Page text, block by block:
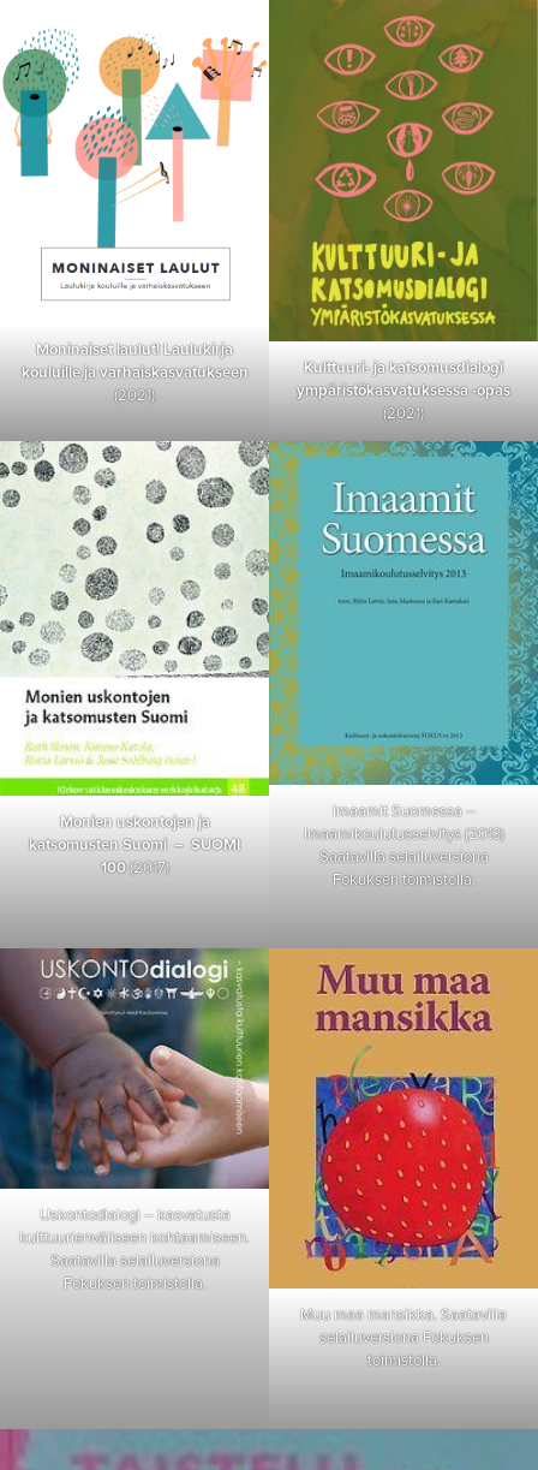
Moninaiset laulut! Laulukirja
kouluille ja varhaiskasvatukseen
(2021)
Kulttuuri- ja katsomusdialogi
ympäristökasvatuksessa -opas
(2021)
Monien uskontojen ja
katsomusten Suomi – SUOMI
100(2017)
Imaamit Suomessa –
Imaamikoulutusselvitys (2013)
Saatavilla selailuversiona
Fokuksen toimistolla.
Uskontodialogi – kasvatusta
kulttuurienväliseen kohtaamiseen.
Saatavilla selailuversiona
Fokuksen toimistolla.
Muu maa mansikka. Saatavilla
selailuversiona Fokuksen
toimistolla.